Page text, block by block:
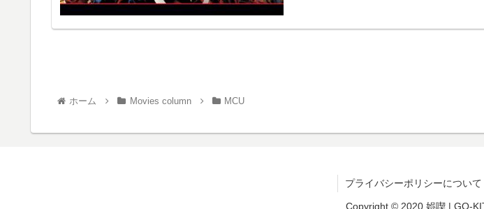
ホーム Movies column MCU
プライバシーポリシーについて
Copyright © 2020 娯喫 | GO-